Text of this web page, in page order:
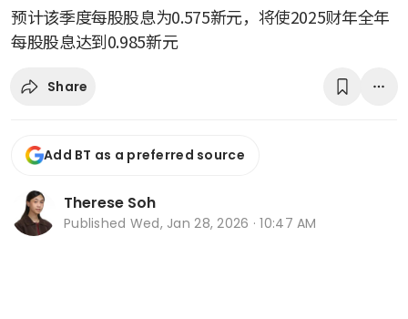
预计该季度每股股息为0.575新元，将使2025财年全年
每股股息达到0.985新元
Share
Add BT as a preferred source
Therese Soh
Published Wed, Jan 28, 2026 · 10:47 AM